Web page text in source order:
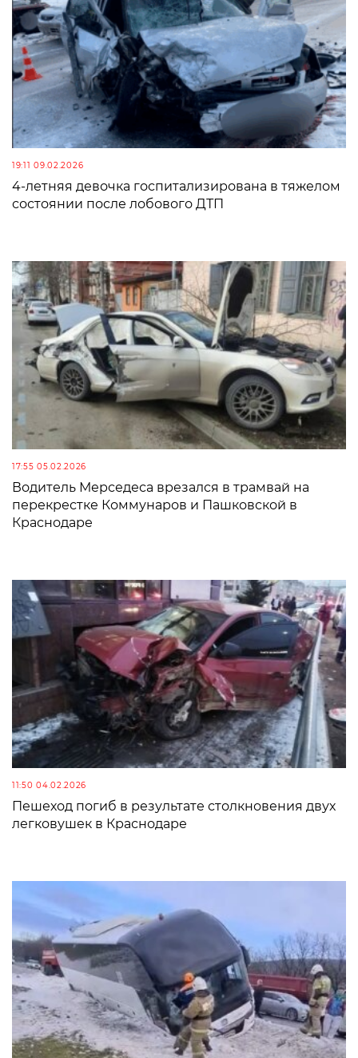
19:11 09.02.2026
4-летняя девочка госпитализирована в тяжелом
состоянии после лобового ДТП
17:55 05.02.2026
Водитель Мерседеса врезался в трамвай на
перекрестке Коммунаров и Пашковской в
Краснодаре
11:50 04.02.2026
Пешеход погиб в результате столкновения двух
легковушек в Краснодаре